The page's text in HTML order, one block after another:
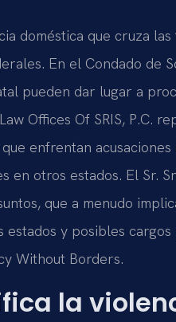
doméstica que cruza
En el Condado de
pueden dar lugar a
Offices Of SRIS, P.C.
enfrentan
en otros estados. El Sr.
que a menudo
y posibles
Without Borders.
la